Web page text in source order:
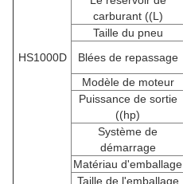
HS1000D
carburant ((L)
Taille du pneu
Blées de repassage
Modèle de moteur
Puissance de sortie
((hp)
Système de
démarrage
Matériau d'emballage
Taille de l'emballage